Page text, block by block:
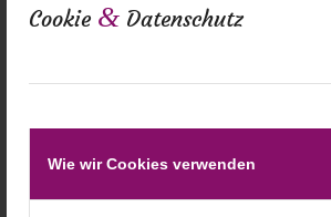
Cookie & Datenschutz
Wie wir Cookies verwenden